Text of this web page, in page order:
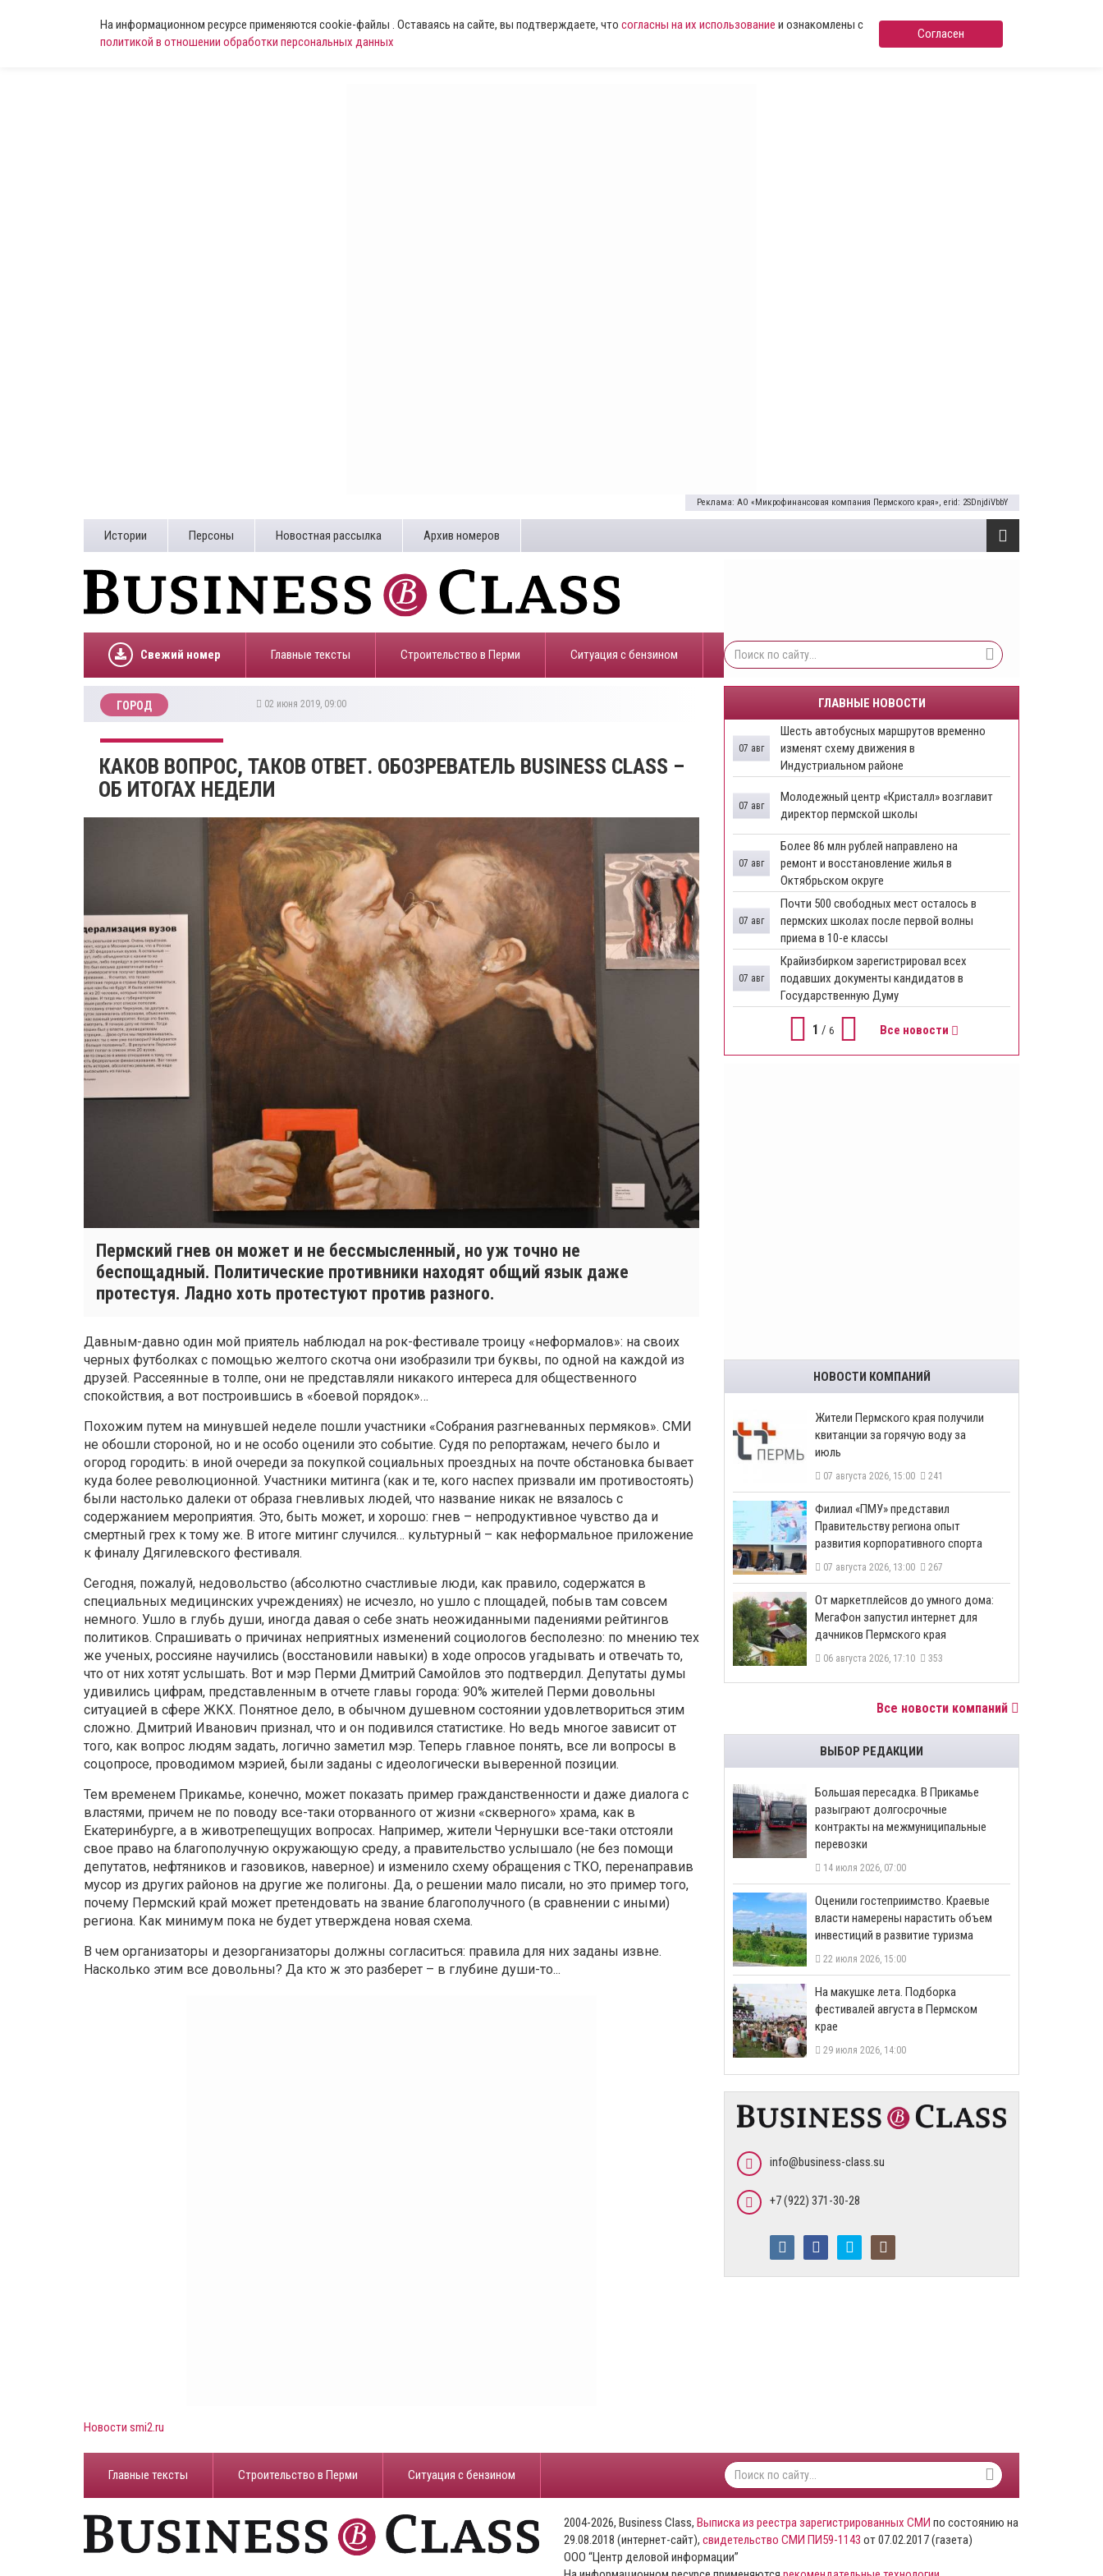
На информационном ресурсе применяются cookie-файлы . Оставаясь на сайте, вы подтверждаете, что согласны на их использование и ознакомлены с
политикой в отношении обработки персональных данных
Согласен
Реклама: АО «Микрофинансовая компания Пермского края», erid: 2SDnjdiVbbY
Истории Персоны Новостная рассылка Архив номеров
Свежий номер Главные тексты Строительство в Перми ​Ситуация с бензином
ГОРОД 02 июня 2019, 09:00
​КАКОВ ВОПРОС, ТАКОВ ОТВЕТ. ОБОЗРЕВАТЕЛЬ BUSINESS CLASS –
ОБ ИТОГАХ НЕДЕЛИ
Пермский гнев он может и не бессмысленный, но уж точно не
беспощадный. Политические противники находят общий язык даже
протестуя. Ладно хоть протестуют против разного.
Давным-давно один мой приятель наблюдал на рок-фестивале троицу «неформалов»: на своих
черных футболках с помощью желтого скотча они изобразили три буквы, по одной на каждой из
друзей. Рассеянные в толпе, они не представляли никакого интереса для общественного
спокойствия, а вот построившись в «боевой порядок»…
Похожим путем на минувшей неделе пошли участники «Собрания разгневанных пермяков». СМИ
не обошли стороной, но и не особо оценили это событие. Судя по репортажам, нечего было и
огород городить: в иной очереди за покупкой социальных проездных на почте обстановка бывает
куда более революционной. Участники митинга (как и те, кого наспех призвали им противостоять)
были настолько далеки от образа гневливых людей, что название никак не вязалось с
содержанием мероприятия. Это, быть может, и хорошо: гнев – непродуктивное чувство да и
смертный грех к тому же. В итоге митинг случился… культурный – как неформальное приложение
к финалу Дягилевского фестиваля.
Сегодня, пожалуй, недовольство (абсолютно счастливые люди, как правило, содержатся в
специальных медицинских учреждениях) не исчезло, но ушло с площадей, побыв там совсем
немного. Ушло в глубь души, иногда давая о себе знать неожиданными падениями рейтингов
политиков. Спрашивать о причинах неприятных изменений социологов бесполезно: по мнению тех
же ученых, россияне научились (восстановили навыки) в ходе опросов угадывать и отвечать то,
что от них хотят услышать. Вот и мэр Перми Дмитрий Самойлов это подтвердил. Депутаты думы
удивились цифрам, представленным в отчете главы города: 90% жителей Перми довольны
ситуацией в сфере ЖКХ. Понятное дело, в обычном душевном состоянии удовлетвориться этим
сложно. Дмитрий Иванович признал, что и он подивился статистике. Но ведь многое зависит от
того, как вопрос людям задать, логично заметил мэр. Теперь главное понять, все ли вопросы в
соцопросе, проводимом мэрией, были заданы с идеологически выверенной позиции.
Тем временем Прикамье, конечно, может показать пример гражданственности и даже диалога с
властями, причем не по поводу все-таки оторванного от жизни «скверного» храма, как в
Екатеринбурге, а в животрепещущих вопросах. Например, жители Чернушки все-таки отстояли
свое право на благополучную окружающую среду, а правительство услышало (не без помощи
депутатов, нефтяников и газовиков, наверное) и изменило схему обращения с ТКО, перенаправив
мусор из других районов на другие же полигоны. Да, о решении мало писали, но это пример того,
почему Пермский край может претендовать на звание благополучного (в сравнении с иными)
региона. Как минимум пока не будет утверждена новая схема.
В чем организаторы и дезорганизаторы должны согласиться: правила для них заданы извне.
Насколько этим все довольны? Да кто ж это разберет – в глубине души-то...
Новости smi2.ru
ГЛАВНЫЕ НОВОСТИ
Шесть автобусных маршрутов временно
изменят схему движения в
Индустриальном районе
07 авг
Молодежный центр «Кристалл» возглавит
директор пермской школы
07 авг
Более 86 млн рублей направлено на
ремонт и восстановление жилья в
Октябрьском округе
07 авг
Почти 500 свободных мест осталось в
пермских школах после первой волны
приема в 10-е классы
07 авг
Крайизбирком зарегистрировал всех
подавших документы кандидатов в
Государственную Думу
07 авг
1 / 6 Все новости
НОВОСТИ КОМПАНИЙ
​Жители Пермского края получили
квитанции за горячую воду за
июль
07 августа 2026, 15:00 241
​Филиал «ПМУ» представил
Правительству региона опыт
развития корпоративного спорта
07 августа 2026, 13:00 267
От маркетплейсов до умного дома:
МегаФон запустил интернет для
дачников Пермского края
06 августа 2026, 17:10 353
Все новости компаний
ВЫБОР РЕДАКЦИИ
Большая пересадка. В Прикамье
разыграют долгосрочные
контракты на межмуниципальные
перевозки
14 июля 2026, 07:00
Оценили гостеприимство. Краевые
власти намерены нарастить объем
инвестиций в развитие туризма
22 июля 2026, 15:00
На макушке лета. Подборка
фестивалей августа в Пермском
крае
29 июля 2026, 14:00
info@business-class.su
+7 (922) 371-30-28
Главные тексты Строительство в Перми ​Ситуация с бензином
2004-2026, Business Class, Выписка из реестра зарегистрированных СМИ по состоянию на
29.08.2018 (интернет-сайт), свидетельство СМИ ПИ59-1143 от 07.02.2017 (газета)
ООО “Центр деловой информации”